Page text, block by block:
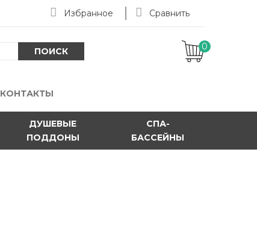
Избранное Сравнить
ПОИСК 0
-
КОНТАКТЫ
ДУШЕВЫЕ
ПОДДОНЫ
СПА-
БАССЕЙНЫ